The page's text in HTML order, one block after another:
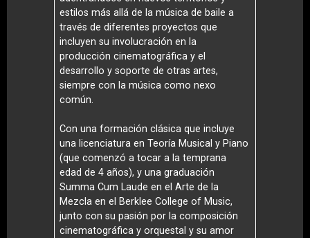
estilos más allá de la música de baile a
través de diferentes proyectos que
incluyen su involucración en la
producción cinematográfica y el
desarrollo y soporte de otras artes,
siempre con la música como nexo
común.
Con una formación clásica que incluye
una licenciatura en Teoría Musical y Piano
(que comenzó a tocar a la temprana
edad de 4 años), y una graduación
Summa Cum Laude en el Arte de la
Mezcla en el Berklee College of Music,
junto con su pasión por la composición
cinematográfica y orquestal y su amor